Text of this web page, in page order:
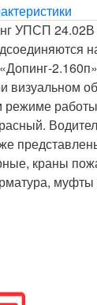
УПСП
визуальном
краны